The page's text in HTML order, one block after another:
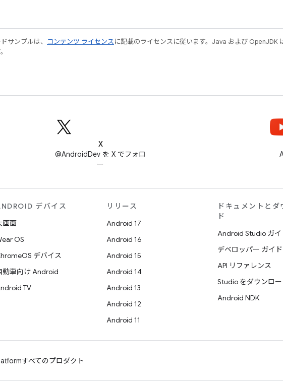
サンプルは、 コンテンツ ライセンスに記載のライセンスに従います。Java および OpenJDK
X
@AndroidDev を X でフォロ
ー
デバイス
画面
OS
デバイス
動車向け Android
TV
リリース
Android 17
Android 16
Android 15
Android 14
Android 13
Android 12
Android 11
ドキュメントとダ
ド
Android Studio ガイ
デベロッパー ガイド
API リファレンス
Studio をダウンロ
Android NDK
すべてのプロダクト